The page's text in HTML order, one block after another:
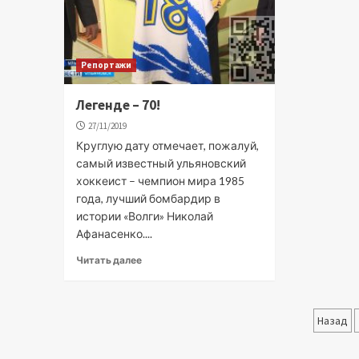
Репортажи
Легенде – 70!
27/11/2019
Круглую дату отмечает, пожалуй,
самый известный ульяновский
хоккеист – чемпион мира 1985
года, лучший бомбардир в
истории «Волги» Николай
Афанасенко....
Читать далее
Назад